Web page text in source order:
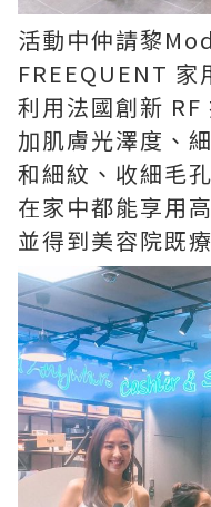
活動中仲請黎
FREEQUENT 家
利用法國創新
加肌膚光澤度、
和細紋、收細毛
在家中都能享用
並得到美容院既